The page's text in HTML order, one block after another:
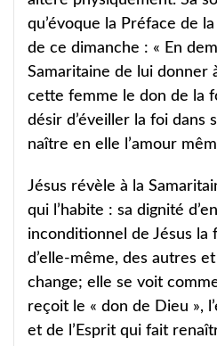
qu’évoque la Préface de
de ce dimanche : « En
Samaritaine de lui donner
cette femme le don de la
désir d’éveiller la foi dans
naître en elle l’amour
Jésus révèle à la
qui l’habite : sa dignité
inconditionnel de Jésus la
d’elle-même, des autres
change; elle se voit
reçoit le « don de Dieu »,
et de l’Esprit qui fait